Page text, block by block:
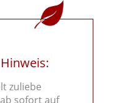
zuliebe
sofort auf